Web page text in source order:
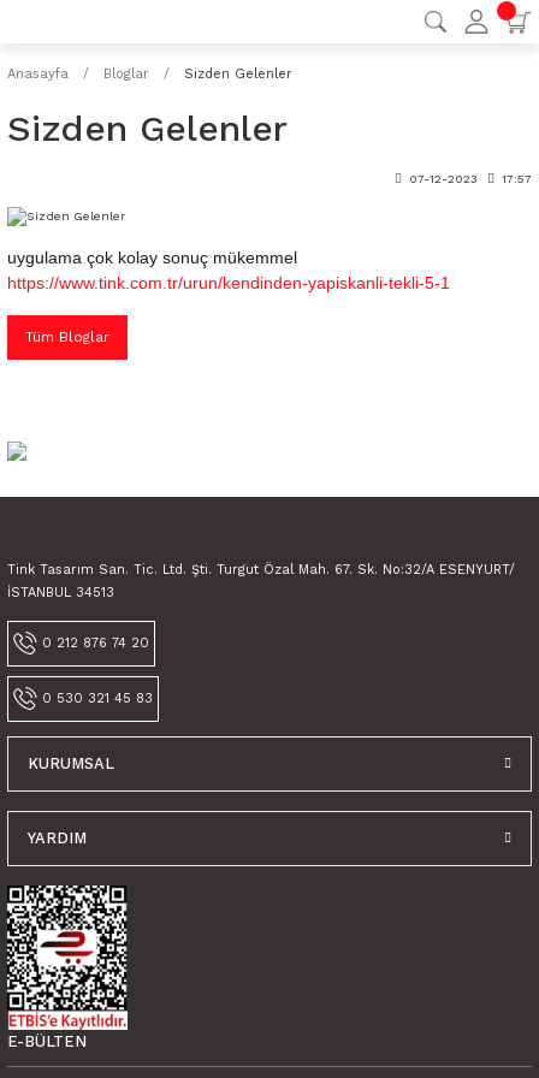
Anasayfa Bloglar Sizden Gelenler
Sizden Gelenler
07-12-2023 17:57
uygulama çok kolay sonuç mükemmel
https://www.tink.com.tr/urun/kendinden-yapiskanli-tekli-5-1
Tüm Bloglar
Tink Tasarım San. Tic. Ltd. Şti. Turgut Özal Mah. 67. Sk. No:32/A ESENYURT/
İSTANBUL 34513
0 212 876 74 20
0 530 321 45 83
KURUMSAL
YARDIM
E-BÜLTEN